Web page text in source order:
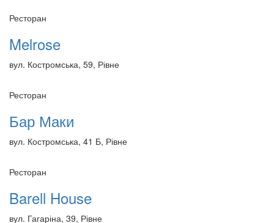
Ресторан
Melrose
вул. Костромська, 59, Рівне
Ресторан
Бар Маки
вул. Костромська, 41 Б, Рівне
Ресторан
Barell House
вул. Гагаріна, 39, Рівне